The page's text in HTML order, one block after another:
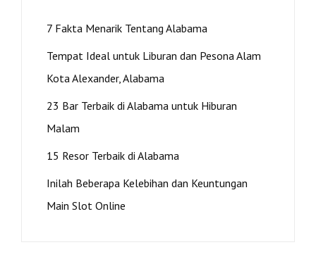
7 Fakta Menarik Tentang Alabama
Tempat Ideal untuk Liburan dan Pesona Alam
Kota Alexander, Alabama
23 Bar Terbaik di Alabama untuk Hiburan
Malam
15 Resor Terbaik di Alabama
Inilah Beberapa Kelebihan dan Keuntungan
Main Slot Online